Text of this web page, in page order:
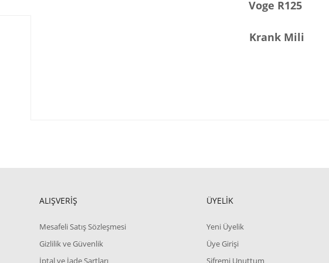
Voge R125
Krank Mili
ALIŞVERİŞ
Mesafeli Satış Sözleşmesi
Gizlilik ve Güvenlik
İptal ve İade Şartları
ÜYELİK
Yeni Üyelik
Üye Girişi
Şifremi Unuttum